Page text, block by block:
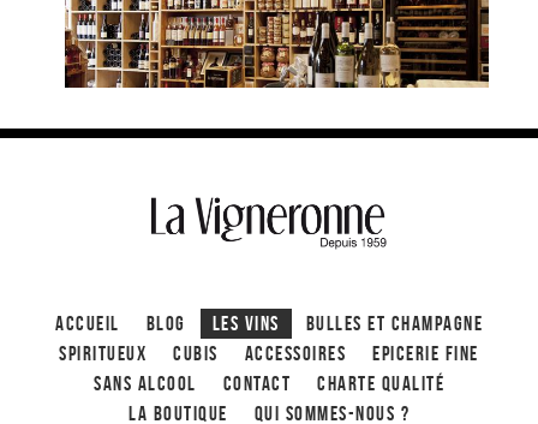
ACCUEIL Blog Les Vins
Bulles et Champagne
Spiritueux
CUBIS ACCESSOIRES
Epicerie fine
Sans alcool
Contact
Charte qualité
La boutique
Qui sommes-nous ?